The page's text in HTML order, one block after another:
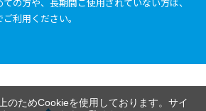
利用ください。
のためCookieを使用しております。サイ